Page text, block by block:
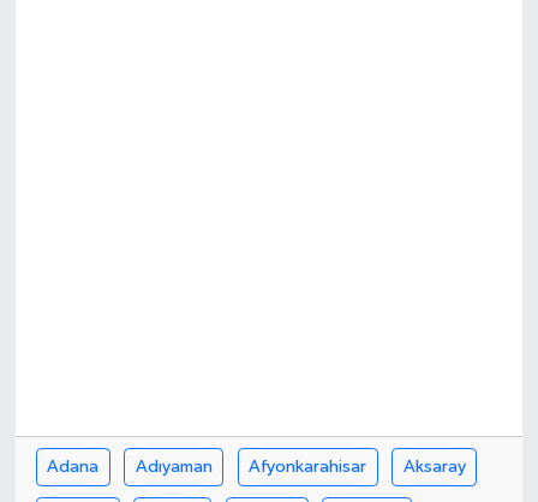
Adana Adıyaman Afyonkarahisar Aksaray
Uğurludağ